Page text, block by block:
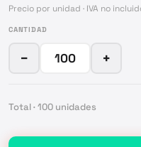
Precio por unidad · IVA no
CANTIDAD
− +
Total · 100 unidades